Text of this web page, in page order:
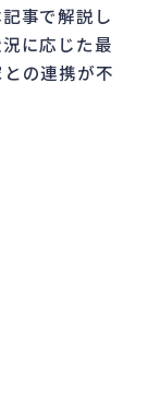
事で解説し
に応じた最
の連携が不